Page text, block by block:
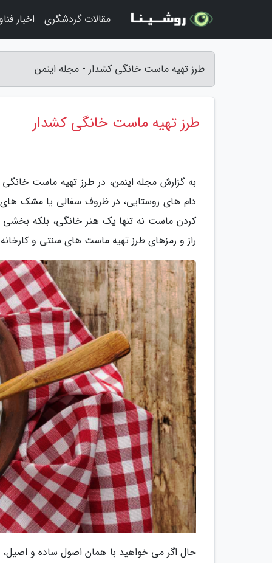
طرز تهیه ماست خانگی کشدار - مجله اینمن
طرز تهیه ماست خانگی کشدار
به گزارش مجله اینمن، در طرز تهیه ماست
دام های روستایی، در ظروف سفالی یا مشک
کردن ماست نه تنها یک هنر خانگی، بلکه بخشی
راز و رمزهای طرز تهیه ماست های سنتی و کارخانه
حال اگر می خواهید با همان اصول ساده و
مقالات گردشگری اخبار